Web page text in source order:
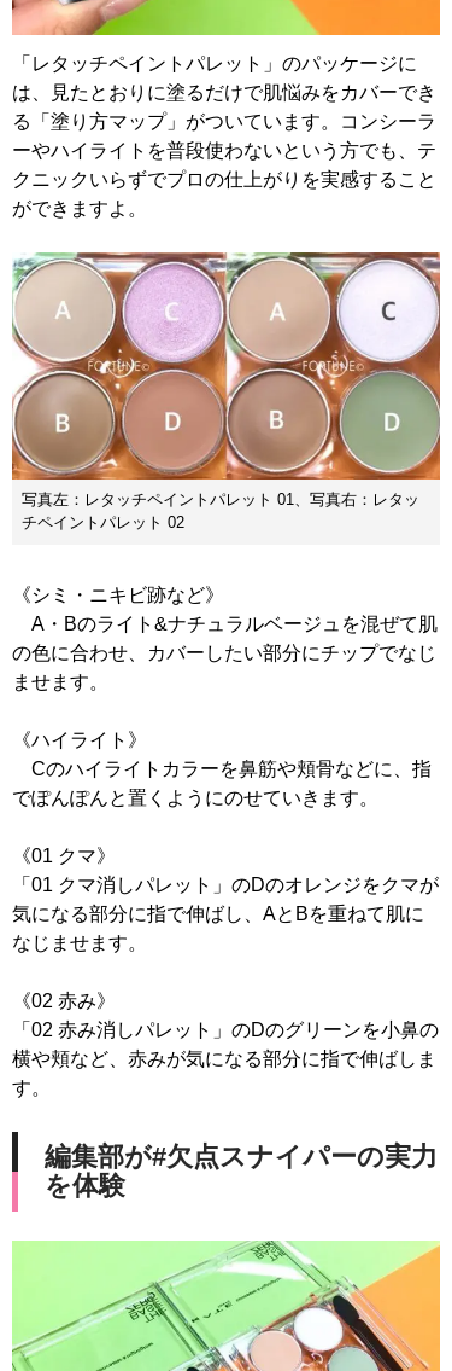
「レタッチペイントパレット」のパッケージに
は、見たとおりに塗るだけで肌悩みをカバーでき
る「塗り方マップ」がついています。コンシーラ
ーやハイライトを普段使わないという方でも、テ
クニックいらずでプロの仕上がりを実感すること
ができますよ。
写真左：レタッチペイントパレット 01、写真右：レタッ
チペイントパレット 02
《シミ・ニキビ跡など》
A・Bのライト&ナチュラルベージュを混ぜて肌
の色に合わせ、カバーしたい部分にチップでなじ
ませます。
《ハイライト》
Cのハイライトカラーを鼻筋や頬骨などに、指
でぽんぽんと置くようにのせていきます。
《01 クマ》
「01 クマ消しパレット」のDのオレンジをクマが
気になる部分に指で伸ばし、AとBを重ねて肌に
なじませます。
《02 赤み》
「02 赤み消しパレット」のDのグリーンを小鼻の
横や頬など、赤みが気になる部分に指で伸ばしま
す。
編集部が#欠点スナイパーの実力
を体験